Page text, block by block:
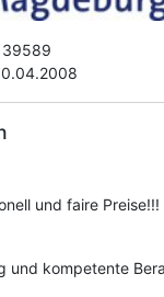
39589
und faire Preise!!!
und kompetente